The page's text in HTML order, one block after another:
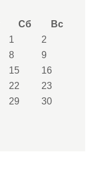
Сб
Вс
1
2
8
9
15
16
22
23
29
30